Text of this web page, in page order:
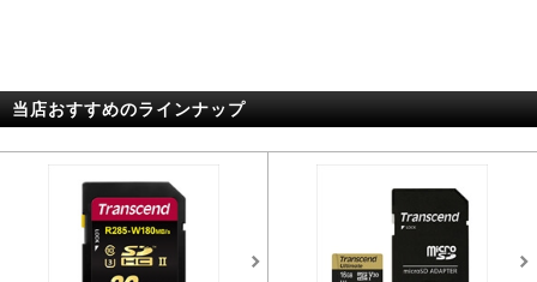
当店おすすめのラインナップ